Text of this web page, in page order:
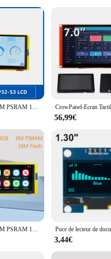
ESP32-S3 IHM 8M PSRAM 16M Flash Ardu37LVGL WIFI et Bluetooth 7 "800*480 Écran d'affichage intelligent 7.0 pouces RVB LCD TFT Tech
56,99€
ESP32-S3 IHM 8M PSRAM 16M Flash Ardu37LVGL WIFI et Bluetooth 5 "IPS 800*480 Écran d'affichage intelligent 5.0 pouces RVB LCD TFT Tech
3,44€